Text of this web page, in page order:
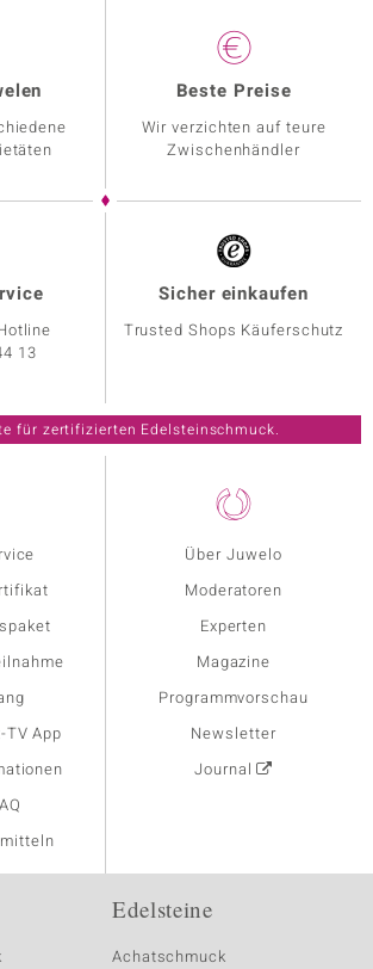
App
Über Juwelo
Moderatoren
Experten
Magazine
Programmvorschau
Newsletter
Journal
Beste Preise
Wir verzichten auf teure
Zwischenhändler
13
Sicher einkaufen
Trusted Shops Käuferschutz
für zertifizierten Edelsteinschmuck.
Edelsteine
Achatschmuck